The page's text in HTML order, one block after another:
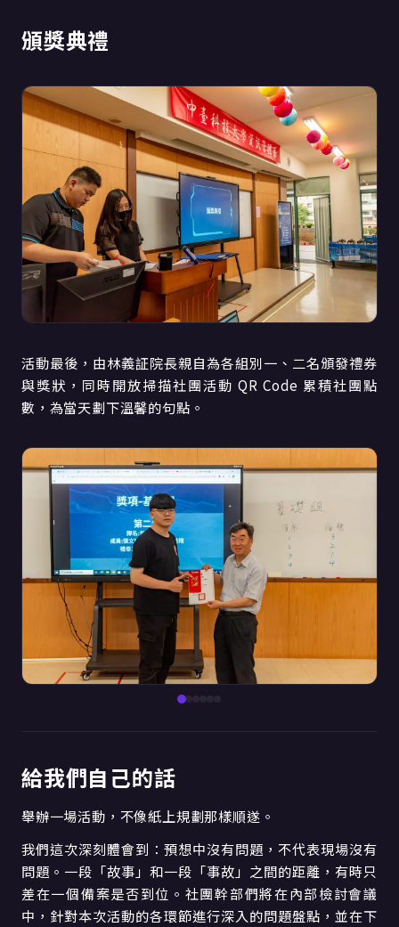
頒獎典禮
活動最後，由林義証院長親自為各組別一、二名頒發禮券
與獎狀，同時開放掃描社團活動 QR Code 累積社團點
數，為當天劃下溫馨的句點。
給我們自己的話
舉辦一場活動，不像紙上規劃那樣順遂。
我們這次深刻體會到：預想中沒有問題，不代表現場沒有
問題。一段「故事」和一段「事故」之間的距離，有時只
差在一個備案是否到位。社團幹部們將在內部檢討會議
中，針對本次活動的各環節進行深入的問題盤點，並在下